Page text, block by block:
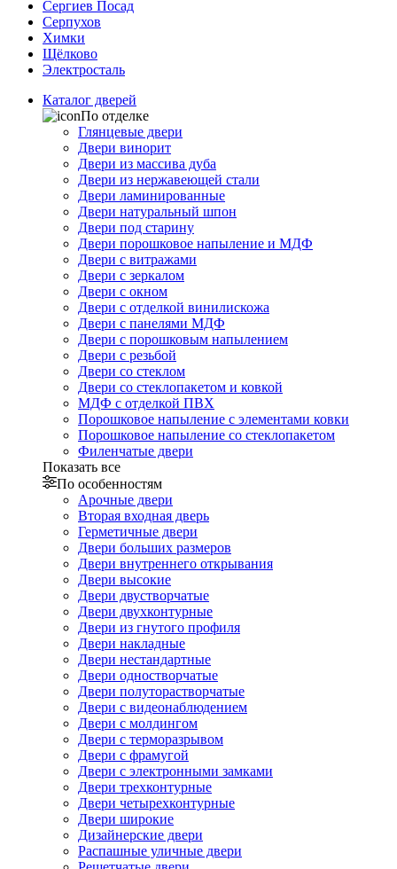
Сергиев Посад
Серпухов
Химки
Щёлково
Электросталь
Каталог дверей
По отделке
Глянцевые двери
Двери винорит
Двери из массива дуба
Двери из нержавеющей стали
Двери ламинированные
Двери натуральный шпон
Двери под старину
Двери порошковое напыление и МДФ
Двери с витражами
Двери с зеркалом
Двери с окном
Двери с отделкой винилискожа
Двери с панелями МДФ
Двери с порошковым напылением
Двери с резьбой
Двери со стеклом
Двери со стеклопакетом и ковкой
МДФ с отделкой ПВХ
Порошковое напыление с элементами ковки
Порошковое напыление со стеклопакетом
Филенчатые двери
Показать все
По особенностям
Арочные двери
Вторая входная дверь
Герметичные двери
Двери больших размеров
Двери внутреннего открывания
Двери высокие
Двери двустворчатые
Двери двухконтурные
Двери из гнутого профиля
Двери накладные
Двери нестандартные
Двери одностворчатые
Двери полуторастворчатые
Двери с видеонаблюдением
Двери с молдингом
Двери с терморазрывом
Двери с фрамугой
Двери с электронными замками
Двери трехконтурные
Двери четырехконтурные
Двери широкие
Дизайнерские двери
Распашные уличные двери